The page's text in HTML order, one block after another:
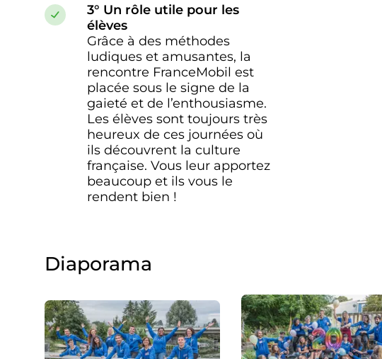
3° Un rôle utile pour les
élèves
Grâce à des méthodes
ludiques et amusantes, la
rencontre FranceMobil est
placée sous le signe de la
gaieté et de l’enthousiasme.
Les élèves sont toujours très
heureux de ces journées où
ils découvrent la culture
française. Vous leur apportez
beaucoup et ils vous le
rendent bien !
Diaporama